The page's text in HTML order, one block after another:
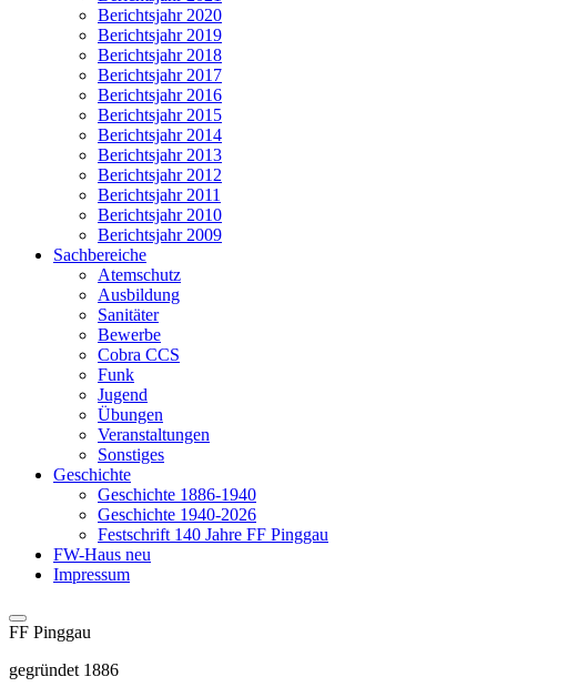
Berichtsjahr 2020
Berichtsjahr 2019
Berichtsjahr 2018
Berichtsjahr 2017
Berichtsjahr 2016
Berichtsjahr 2015
Berichtsjahr 2014
Berichtsjahr 2013
Berichtsjahr 2012
Berichtsjahr 2011
Berichtsjahr 2010
Berichtsjahr 2009
Sachbereiche
Atemschutz
Ausbildung
Sanitäter
Bewerbe
Cobra CCS
Funk
Jugend
Übungen
Veranstaltungen
Sonstiges
Geschichte
Geschichte 1886-1940
Geschichte 1940-2026
Festschrift 140 Jahre FF Pinggau
FW-Haus neu
Impressum
FF Pinggau
gegründet 1886